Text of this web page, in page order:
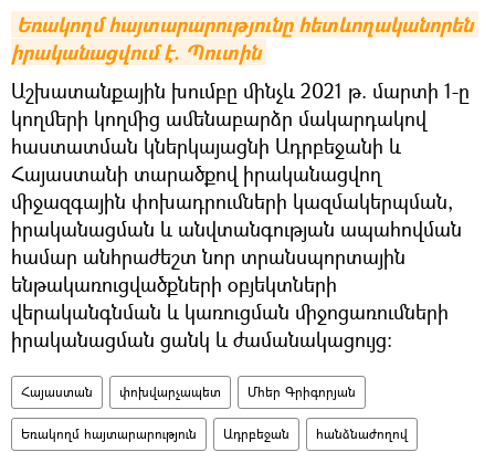
Եռակողմ հայտարարությունը հետևողականորեն
իրականացվում է. Պուտին
Աշխատանքային խումբը մինչև 2021 թ. մարտի 1-ը
կողմերի կողմից ամենաբարձր մակարդակով
հաստատման կներկայացնի Ադրբեջանի և
Հայաստանի տարածքով իրականացվող
միջազգային փոխադրումների կազմակերպման,
իրականացման և անվտանգության ապահովման
համար անհրաժեշտ նոր տրանսպորտային
ենթակառուցվածքների օբյեկտների
վերականգնման և կառուցման միջոցառումների
իրականացման ցանկ և ժամանակացույց։
Հայաստան փոխվարչապետ Մհեր Գրիգորյան
Եռակողմ հայտարարություն Ադրբեջան հանձնաժողով